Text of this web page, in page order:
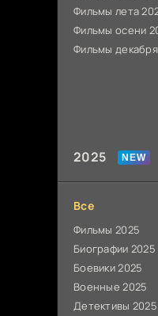
Фильмы лета
Фильмы осени
Фильмы
2025
Все
Фильмы 2025
Биографии 2025
Боевики 2025
Военные 2025
Детективы 2025